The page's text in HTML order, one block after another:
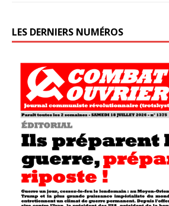
LES DERNIERS NUMÉROS